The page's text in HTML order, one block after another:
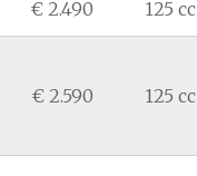
€ 2.490 125 cc
€ 2.590 125 cc